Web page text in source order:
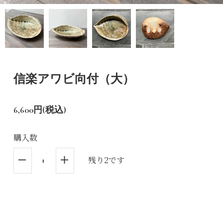
信楽アワビ向付（大）
6,600円(税込)
購入数
残り2です